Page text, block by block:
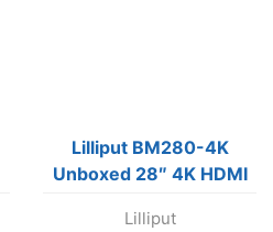
Lilliput BM280-4K
Unboxed 28″ 4K HDMI
Lilliput